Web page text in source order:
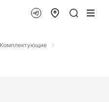
Комплектующие